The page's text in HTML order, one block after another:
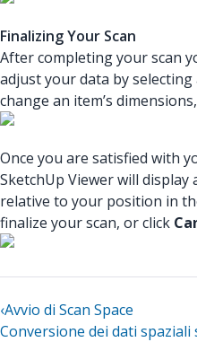
Finalizing Your Scan
After completing your scan
adjust your data by selecting
change an item’s
Once you are satisfied with
SketchUp Viewer will display
relative to your position in
finalize your scan, or click
‹Avvio di Scan Space
Conversione dei dati spaziali